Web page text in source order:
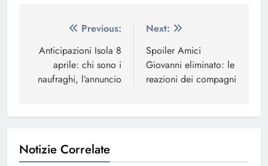
Navigazione
articoli
Previous:
Anticipazioni Isola 8
aprile: chi sono i
naufraghi, l’annuncio
Next:
Spoiler Amici
Giovanni eliminato: le
reazioni dei compagni
Notizie Correlate